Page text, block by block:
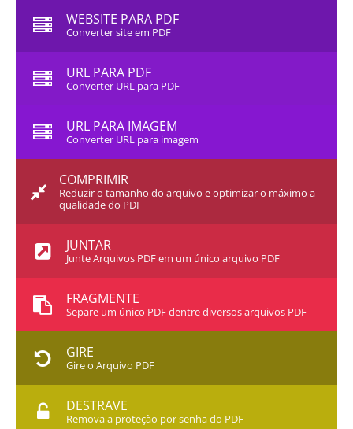
WEBSITE PARA PDF
Converter site em PDF
URL PARA PDF
Converter URL para PDF
URL PARA IMAGEM
Converter URL para imagem
COMPRIMIR
Reduzir o tamanho do arquivo e optimizar o máximo a
qualidade do PDF
JUNTAR
Junte Arquivos PDF em um único arquivo PDF
FRAGMENTE
Separe um único PDF dentre diversos arquivos PDF
GIRE
Gire o Arquivo PDF
DESTRAVE
Remova a proteção por senha do PDF